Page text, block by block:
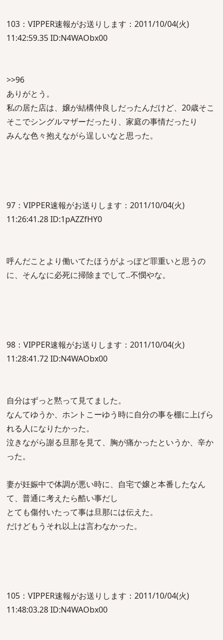
103：VIPPER速報がお送りします：2011/10/04(火)
11:42:59.35 ID:N4WAObx00
>>96
ありがとう。
私の居た店は、嬢が結構仲良しだったんだけど、20歳そこ
そこでシングルマザーだったり、家庭の事情だったり
みんな色々抱えながら逞しいなと思った。
97：VIPPER速報がお送りします：2011/10/04(火)
11:26:41.28 ID:1pAZZfHY0
呼んだことより働いてたほうがよっぽど罪重いと思うの
に、そんなに必死に掃除までして‥不憫やな。
98：VIPPER速報がお送りします：2011/10/04(火)
11:28:41.72 ID:N4WAObx00
自分はずっと黙って見てました。
なんてゆうか、ホントこーゆう時に自分の事を棚に上げら
れる人になりたかった。
泣きながら謝る旦那を見て、胸が痛かったというか、辛か
った。
妻が妊娠中で体調が悪い時に、自宅で嬢と本番したなん
て、普通に考えたら酷い事だし
とても傷付いたって事は旦那には伝えた。
だけどもうそれ以上は言わなかった。
105：VIPPER速報がお送りします：2011/10/04(火)
11:48:03.28 ID:N4WAObx00